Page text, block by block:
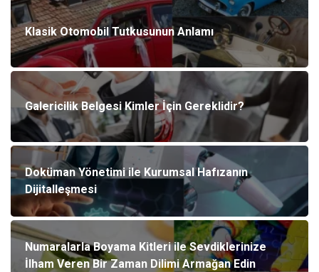
Klasik Otomobil Tutkusunun Anlamı
Galericilik Belgesi Kimler İçin Gereklidir?
Doküman Yönetimi ile Kurumsal Hafızanın
Dijitalleşmesi
Numaralarla Boyama Kitleri ile Sevdiklerinize
İlham Veren Bir Zaman Dilimi Armağan Edin